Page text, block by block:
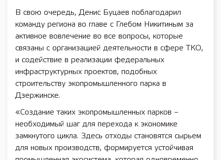
В свою очередь, Денис Буцаев поблагодарил
команду региона во главе с Глебом Никитиным за
активное вовлечение во все вопросы, которые
связаны с организацией деятельности в сфере ТКО,
и содействие в реализации федеральных
инфраструктурных проектов, подобных
строительству экопромышленного парка в
Дзержинске.
«Создание таких экопромышленных парков –
необходимый шаг для перехода к экономике
замкнутого цикла. Здесь отходы становятся сырьем
для новых производств, формируется устойчивая